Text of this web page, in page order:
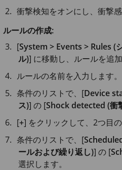
衝撃検知をオンにし、衝撃
ルールの作成:
[System > Events > Rules (
ル)] に移動し、ルールを追加
ルールの名前を入力します。
条件のリストで、[Device
ス)] の [Shock detected (衝
[+] をクリックして、2つ目
条件のリストで、[
ールおよび繰り返し)] の [
選択します。